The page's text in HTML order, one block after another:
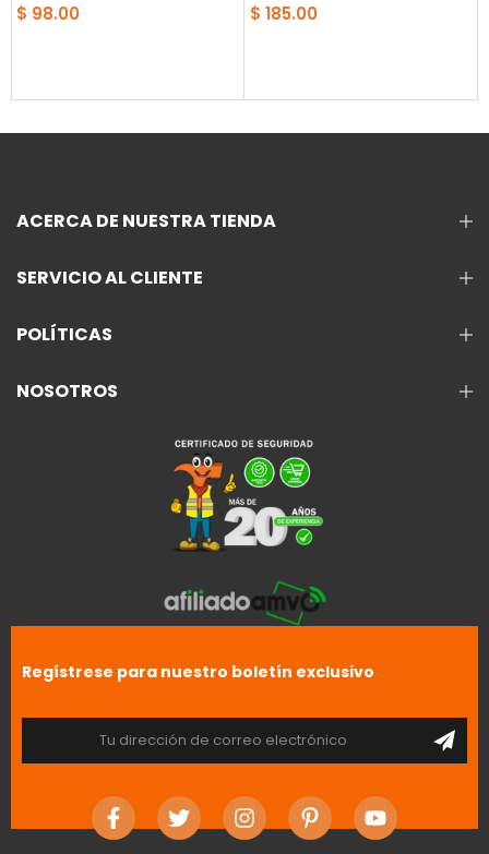
$ 98.00 $ 185.00
ACERCA DE NUESTRA TIENDA
SERVICIO AL CLIENTE
POLÍTICAS
NOSOTROS
Regístrese para nuestro boletín exclusivo